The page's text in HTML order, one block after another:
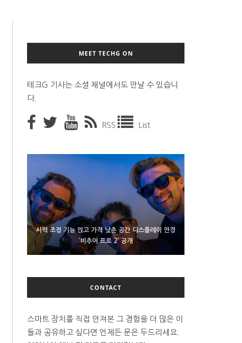
MEET TECHG ON
테크G 기사는 소셜 채널에서도 만날 수 있습니
다.
RSS List
시력 조정 기능 얹고 가격 낮춘 공간 디스플레이 안경
‘비추어 프로 2’ 공개
D램 부족에 10억달러어치 아이폰18 프로세서 패키징
대기 중
300~400달러 반지형 스피커 준비하는 오픈AI
CONTACT
스마트 장치를 직접 만져본 그 경험을 더 많은 이
들과 공유하고 싶다면 언제든 문은 두드리세요.